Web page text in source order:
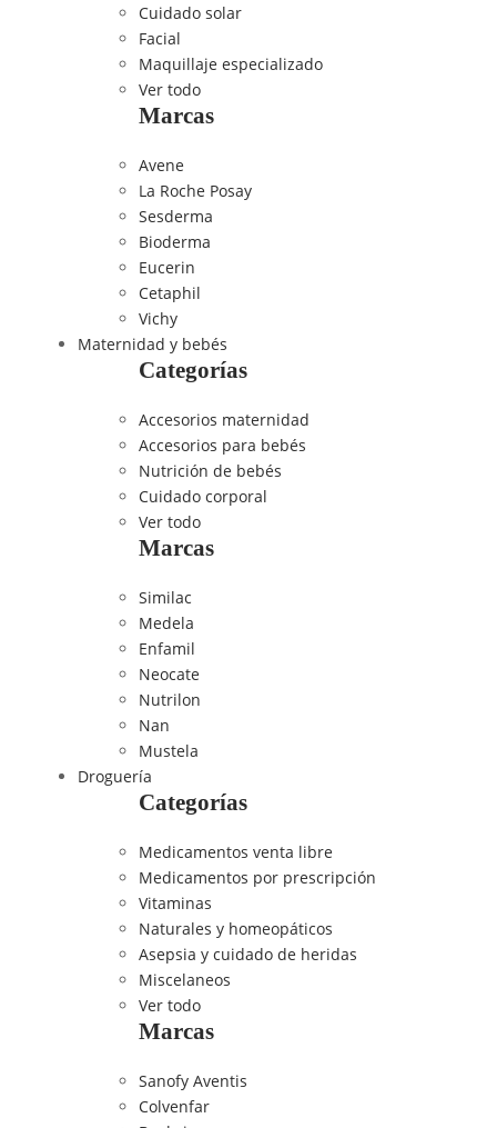
Cuidado solar
Facial
Maquillaje especializado
Ver todo
Marcas
Avene
La Roche Posay
Sesderma
Bioderma
Eucerin
Cetaphil
Vichy
Maternidad y bebés
Categorías
Accesorios maternidad
Accesorios para bebés
Nutrición de bebés
Cuidado corporal
Ver todo
Marcas
Similac
Medela
Enfamil
Neocate
Nutrilon
Nan
Mustela
Droguería
Categorías
Medicamentos venta libre
Medicamentos por prescripción
Vitaminas
Naturales y homeopáticos
Asepsia y cuidado de heridas
Miscelaneos
Ver todo
Marcas
Sanofy Aventis
Colvenfar